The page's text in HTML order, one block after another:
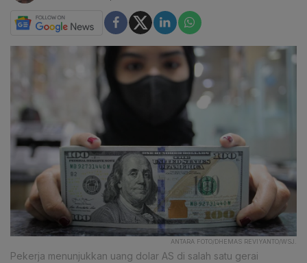
ANTARA FOTO/DHEMAS REVIYANTO/WSJ.
Pekerja menunjukkan uang dolar AS di salah satu gerai